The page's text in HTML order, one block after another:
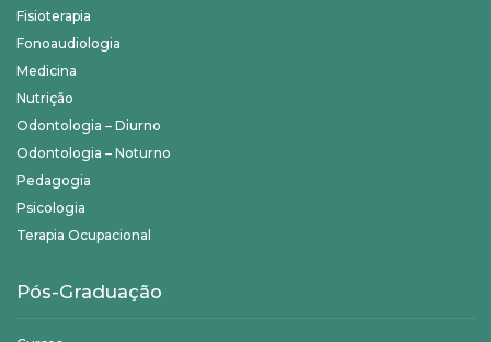
Fisioterapia
Fonoaudiologia
Medicina
Nutrição
Odontologia – Diurno
Odontologia – Noturno
Pedagogia
Psicologia
Terapia Ocupacional
Pós-Graduação